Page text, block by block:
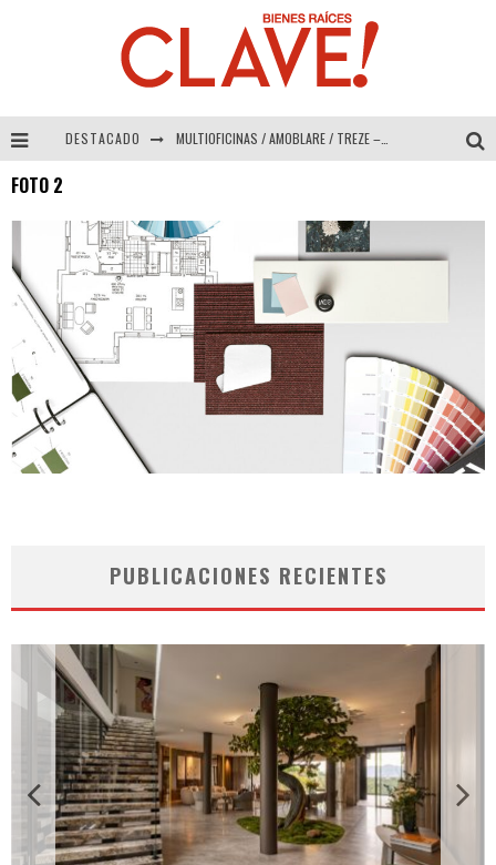
DESTACADO MULTIOFICINAS / AMOBLARE / TREZE – Especial Interiorismo & Decoración 2026
COLINEAL – Especial Interiorismo & Decoración 2026
FOTO 2
PUBLICACIONES RECIENTES